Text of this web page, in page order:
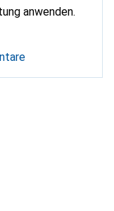
anwenden.